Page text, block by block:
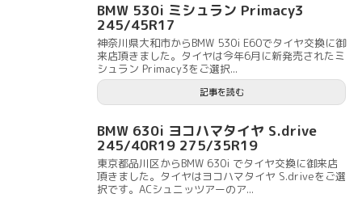
BMW 530i ミシュラン Primacy3
245/45R17
神奈川県大和市からBMW 530i E60でタイヤ交換に御
来店頂きました。タイヤは今年6月に新発売されたミ
シュラン Primacy3をご選択...
記事を読む
BMW 630i ヨコハマタイヤ S.drive
245/40R19 275/35R19
東京都品川区からBMW 630i でタイヤ交換に御来店
頂きました。タイヤはヨコハマタイヤ S.driveをご選
択です。ACシュニッツアーのア...